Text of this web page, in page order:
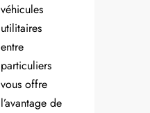
véhicules
utilitaires
entre
particuliers
vous offre
l’avantage de